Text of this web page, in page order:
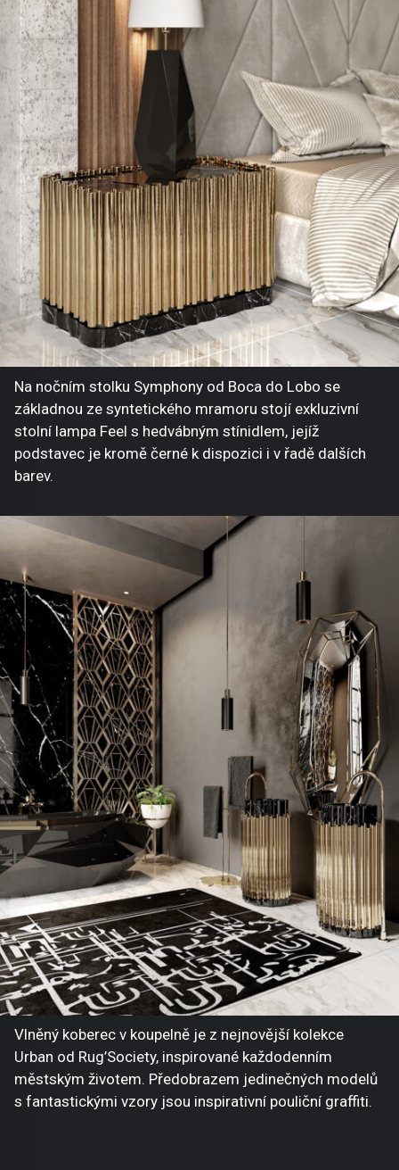
Na nočním stolku Symphony od Boca do Lobo se
základnou ze syntetického mramoru stojí exkluzivní
stolní lampa Feel s hedvábným stínidlem, jejíž
podstavec je kromě černé k dispozici i v řadě dalších
barev.
Vlněný koberec v koupelně je z nejnovější kolekce
Urban od Rug’Society, inspirované každodenním
městským životem. Předobrazem jedinečných modelů
s fantastickými vzory jsou inspirativní pouliční graffiti.